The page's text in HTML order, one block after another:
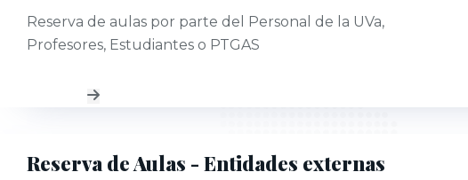
Reserva de aulas por parte del Personal de la UVa,
Profesores, Estudiantes o PTGAS
Reserva de Aulas - Entidades externas